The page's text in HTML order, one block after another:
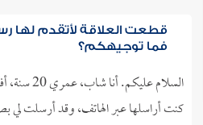
قطعت العلاقة لأتقدم لها
فما توجيهكم؟
السلام
كنت أراسلها عبر الهاتف، وقد أرسلت لي